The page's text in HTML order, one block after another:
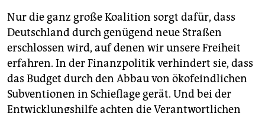
Nur die ganz große Koalition sorgt dafür, dass
Deutschland durch genügend neue Straßen
erschlossen wird, auf denen wir unsere Freiheit
erfahren. In der Finanzpolitik verhindert sie, dass
das Budget durch den Abbau von ökofeindlichen
Subventionen in Schieflage gerät. Und bei der
Entwicklungshilfe achten die Verantwortlichen